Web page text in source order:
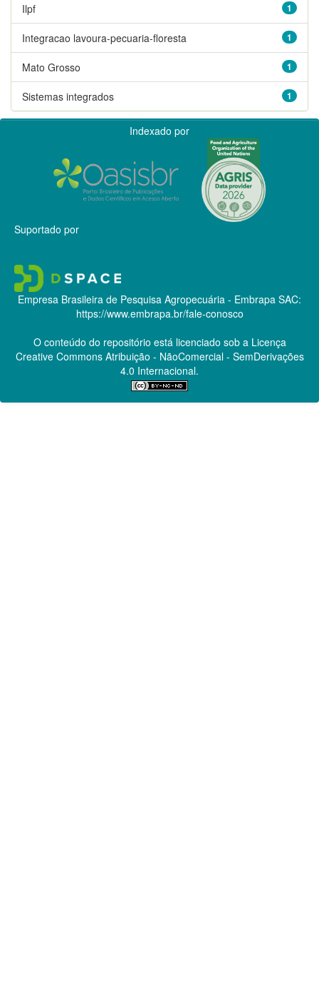
1
Ilpf
1
Integracao lavoura-pecuaria-floresta
1
Mato Grosso
1
Sistemas integrados
Indexado por
Suportado por
Empresa Brasileira de Pesquisa Agropecuária - Embrapa SAC:
https://www.embrapa.br/fale-conosco
O conteúdo do repositório está licenciado sob a Licença
Creative CommonsAtribuição - NãoComercial - SemDerivações
4.0 Internacional.